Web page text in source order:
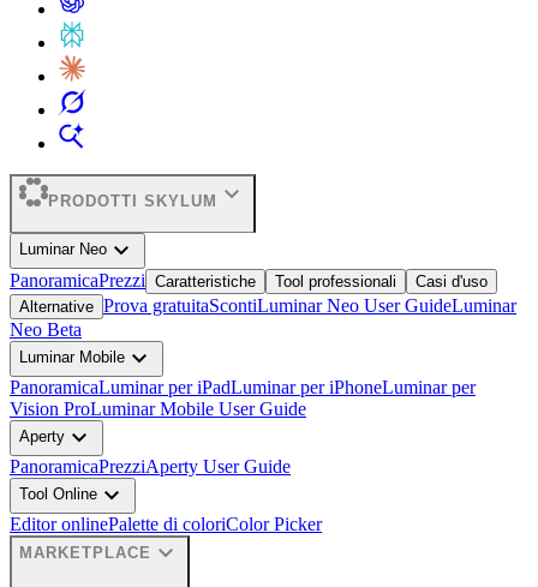
PRODOTTI SKYLUM expand_more
Luminar Neo expand_more
PanoramicaPrezzi Caratteristiche Tool professionali
Casi d'uso
Alternative Prova gratuitaScontiLuminar Neo User GuideLuminar
Neo Beta
Luminar Mobile expand_more
PanoramicaLuminar per iPadLuminar per iPhoneLuminar per
Vision ProLuminar Mobile User Guide
Aperty expand_more
PanoramicaPrezziAperty User Guide
Tool Online expand_more
Editor onlinePalette di coloriColor Picker
MARKETPLACE expand_more